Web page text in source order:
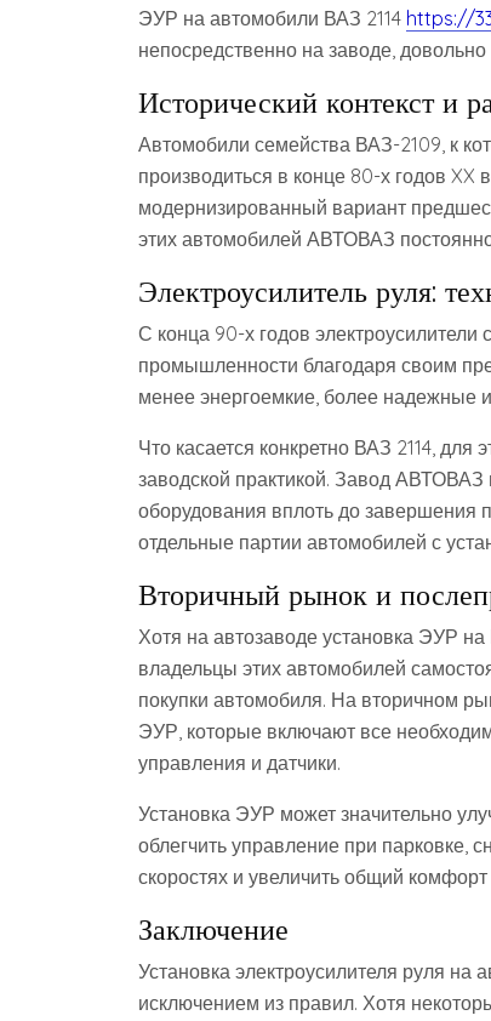
ЭУР на автомобили ВАЗ 2114 https://
непосредственно на заводе,
Исторический контекст и
Автомобили семейства ВАЗ-2109, к
производиться в конце 80-х годов XX
модернизированный вариант
этих автомобилей АВТОВАЗ
Электроусилитель руля:
С конца 90-х годов
промышленности благодаря своим
менее энергоемкие, более надежные
Что касается конкретно ВАЗ 2114,
заводской практикой. Завод
оборудования вплоть до завершения
отдельные партии автомобилей с
Вторичный рынок и
Хотя на автозаводе установка ЭУР
владельцы этих автомобилей
покупки автомобиля. На вторичном
ЭУР, которые включают все
управления и датчики.
Установка ЭУР может значительно
облегчить управление при парковке,
скоростях и увеличить общий
Заключение
Установка электроусилителя руля
исключением из правил. Хотя